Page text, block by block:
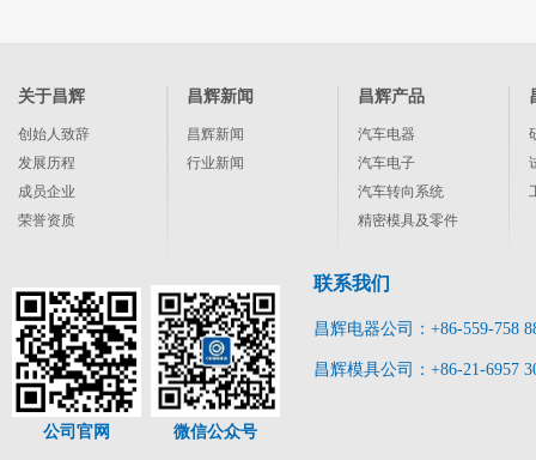
关于昌辉
创始人致辞
发展历程
成员企业
荣誉资质
昌辉新闻
昌辉新闻
行业新闻
昌辉产品
汽车电器
汽车电子
汽车转向系统
精密模具及零件
公司官网 微信公众号
联系我们
昌辉电器公司：+86-559-758
昌辉模具公司：+86-21-6957